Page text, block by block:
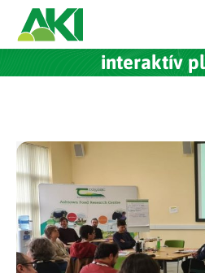
interaktív